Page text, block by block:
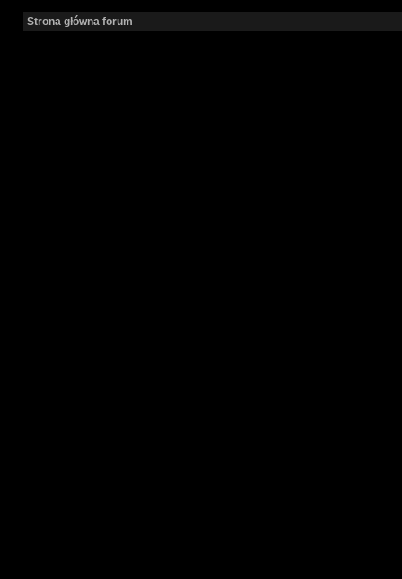
Strona główna forum